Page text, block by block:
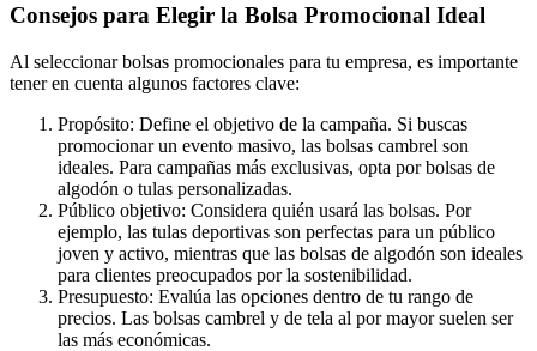
Consejos para Elegir la Bolsa Promocional Ideal
Al seleccionar bolsas promocionales para tu empresa, es importante
tener en cuenta algunos factores clave:
Propósito: Define el objetivo de la campaña. Si buscas
promocionar un evento masivo, las bolsas cambrel son
ideales. Para campañas más exclusivas, opta por bolsas de
algodón o tulas personalizadas.
Público objetivo: Considera quién usará las bolsas. Por
ejemplo, las tulas deportivas son perfectas para un público
joven y activo, mientras que las bolsas de algodón son ideales
para clientes preocupados por la sostenibilidad.
Presupuesto: Evalúa las opciones dentro de tu rango de
precios. Las bolsas cambrel y de tela al por mayor suelen ser
las más económicas.